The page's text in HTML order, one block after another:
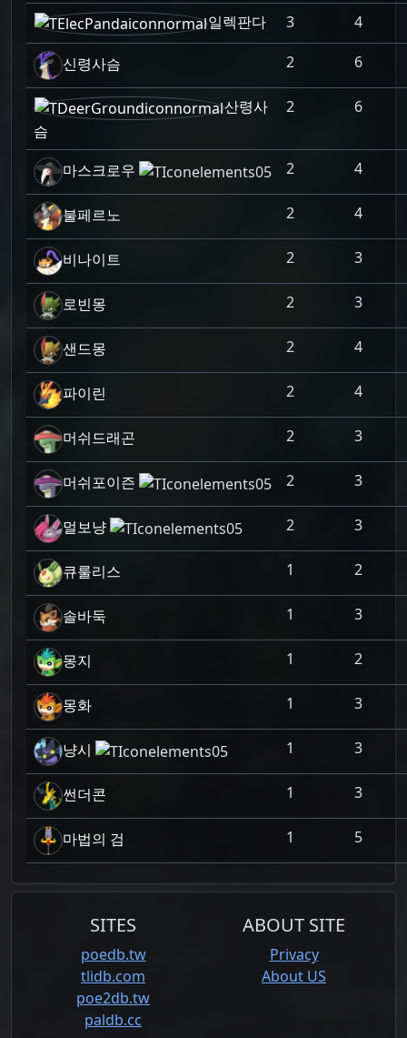
일렉판다 3 4
신령사슴 2 6
산령사
슴
2 6
마스크로우 2 4
불페르노 2 4
비나이트 2 3
로빈몽 2 3
샌드몽 2 4
파이린 2 4
머쉬드래곤 2 3
머쉬포이즌 2 3
멀보냥 2 3
큐룰리스 1 2
솔바둑 1 3
몽지 1 2
몽화 1 3
냥시 1 3
썬더콘 1 3
마법의 검 1 5
SITES
poedb.tw
tlidb.com
poe2db.tw
paldb.cc
ABOUT SITE
Privacy
About US